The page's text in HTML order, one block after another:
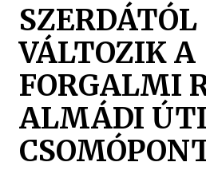
SZERDÁTÓL
VÁLTOZIK A
FORGALMI
ALMÁDI ÚTI